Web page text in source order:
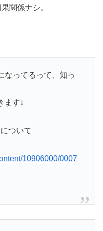
関係ナシ。
なってるって、知っ
ます↓
ついて
10906000/0007